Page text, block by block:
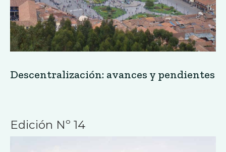
Descentralización: avances y pendientes
Edición Nº 14